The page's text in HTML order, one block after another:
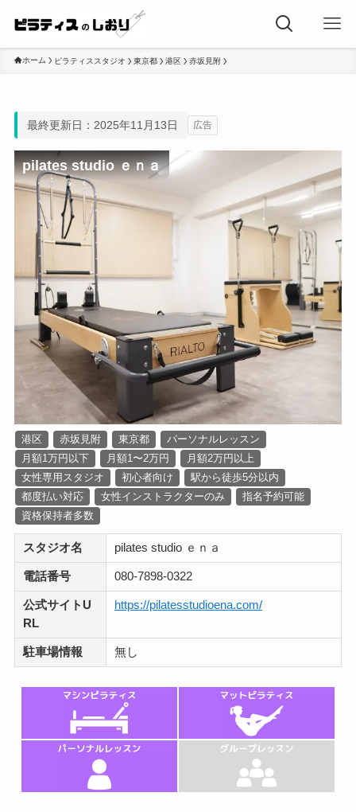
ホーム ピラティススタジオ 東京都 港区 赤坂見附
最終更新日：2025年11月13日 広告
pilates studio ｅｎａ
港区 赤坂見附 東京都
パーソナルレッスン
月額1万円以下
月額1〜2万円
月額2万円以上
女性専用スタジオ
初心者向け
駅から徒歩5分以内
都度払い対応
女性インストラクターのみ
指名予約可能
資格保持者多数
スタジオ名 pilates studio ｅｎａ
電話番号 080-7898-0322
公式サイトU
RL
https://pilatesstudioena.com/
駐車場情報 無し